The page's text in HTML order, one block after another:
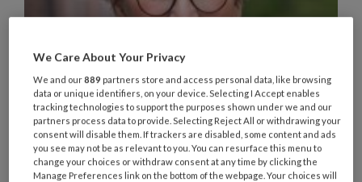
Wantrouwen bestrijden
BNN/Vara zond eind 2025 de indrukwekkende
serie Opgroeien met tegenwind uit (nog steeds te
zien via NPO start). De journalisten volgden
We Care About Your Privacy
We and our889 partners store and access personal data, like browsing
data or unique identifiers, on your device. Selecting I Accept enables
tracking technologies to support the purposes shown under we and our
partners process data to provide. Selecting Reject All or withdrawing your
consent will disable them. If trackers are disabled, some content and ads
you see may not be as relevant to you. You can resurface this menu to
change your choices or withdraw consent at any time by clicking the
Manage Preferences link on the bottom of the webpage. Your choices will